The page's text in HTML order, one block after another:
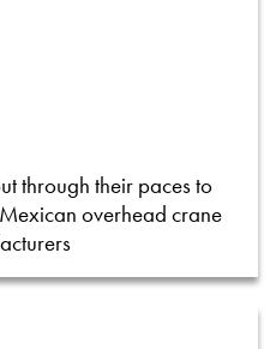
through their paces to
overhead crane